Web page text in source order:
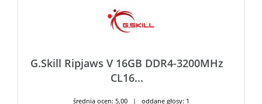
G.Skill Ripjaws V 16GB DDR4-3200MHz
CL16...
średnia ocen: 5,00 | oddane głosy: 1